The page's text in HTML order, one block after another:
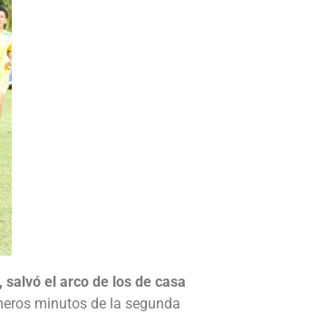
el arco de los de casa
minutos de la segunda